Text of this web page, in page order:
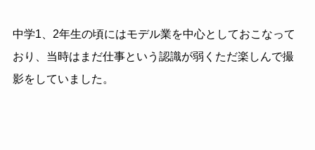
中学1、2年生の頃にはモデル業を中心としておこなって
おり、当時はまだ仕事という認識が弱くただ楽しんで撮
影をしていました。